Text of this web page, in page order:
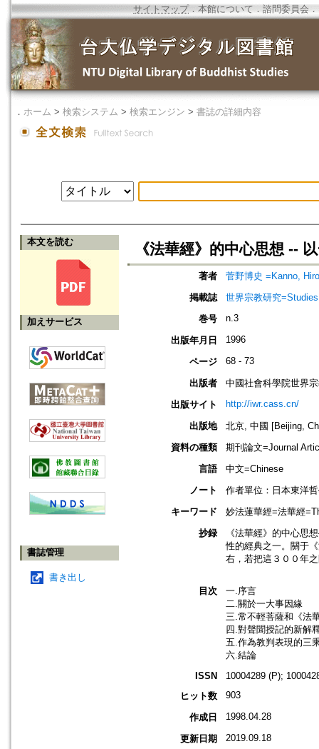
サイトマップ．本館について ． 諮問委員会 ．
． ホーム > 検索システム > 検索エンジン > 書誌の詳細内容
本文を読む
加えサービス
書誌管理
書き出し
《法華經》的中心思想 --
著者
菅野博史 =Kanno,
掲載誌
世界宗教研究
巻号
n.3
出版年月日 1996
ページ 68 - 73
出版者
中國社會科學院世界
出版サイト
http://iwr.cass.cn/
出版地
北京, 中國 [Beijing,
資料の種類
期刊論文=Journal
言語
中文=Chinese
ノート
作者單位：日本東洋
キーワード
妙法蓮華經=法華經
抄録
《法華經》的中心思
性的經典之一。關于
右，若把這３００年
目次
一.序言
二.關於一大事因緣
三.常不輕菩薩和《法
四.對聲聞授記的新解
五.作為教判表現的三
六.結論
ISSN
10004289 (P);
ヒット数
903
作成日 1998.04.28
更新日期 2019.09.18